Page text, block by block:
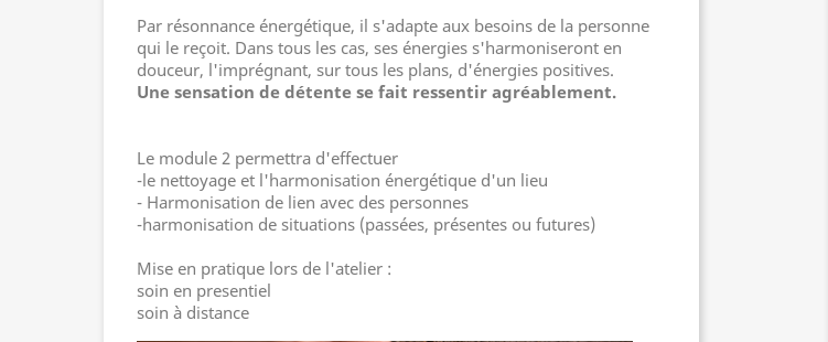
Par résonnance énergétique, il s'adapte aux besoins de la personne
qui le reçoit. Dans tous les cas, ses énergies s'harmoniseront en
douceur, l'imprégnant, sur tous les plans, d'énergies positives.
Une sensation de détente se fait ressentir agréablement.
Le module 2 permettra d'effectuer
-le nettoyage et l'harmonisation énergétique d'un lieu
- Harmonisation de lien avec des personnes
-harmonisation de situations (passées, présentes ou futures)
Mise en pratique lors de l'atelier :
soin en presentiel
soin à distance